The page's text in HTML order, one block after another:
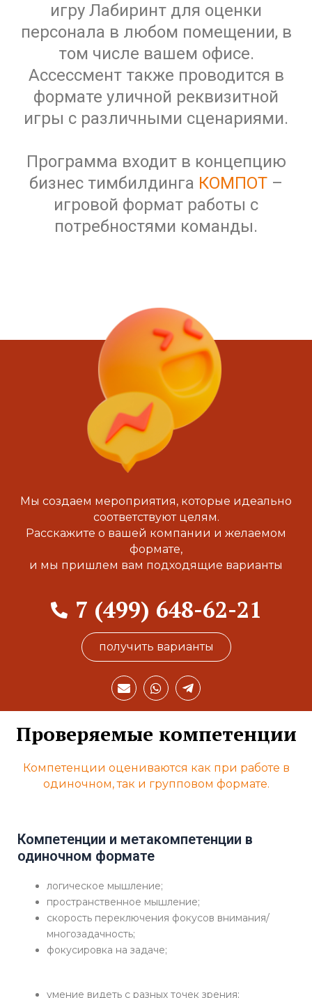
игру Лабиринт для оценки
персонала в любом помещении, в
том числе вашем офисе.
Ассессмент также проводится в
формате уличной реквизитной
игры с различными сценариями.
Программа входит в концепцию
бизнес тимбилдинга КОМПОТ –
игровой формат работы с
потребностями команды.
Мы создаем мероприятия, которые идеально
соответствуют целям.
Расскажите о вашей компании и желаемом
формате,
и мы пришлем вам подходящие варианты
7 (499) 648-62-21
получить варианты
E
n
l
o
e
W
h
s
a
p
T
e
g
r
m
-
e
Проверяемые компетенции
Компетенции оцениваются как при работе в
одиночном, так и групповом формате.
Компетенции и метакомпетенции в
одиночном формате
логическое мышление;
пространственное мышление;
скорость переключения фокусов внимания/
многозадачность;
фокусировка на задаче;
умение видеть с разных точек зрения;